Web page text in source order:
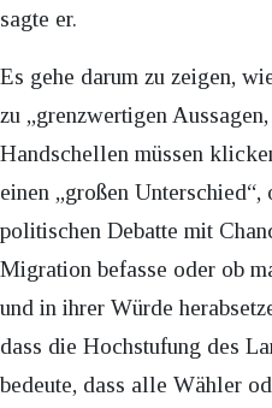
sagte er.
Es gehe darum zu zeigen,
zu „grenzwertigen
Handschellen müssen
einen „großen
politischen Debatte mit
Migration befasse oder ob
und in ihrer Würde
dass die Hochstufung des
bedeute, dass alle Wähler